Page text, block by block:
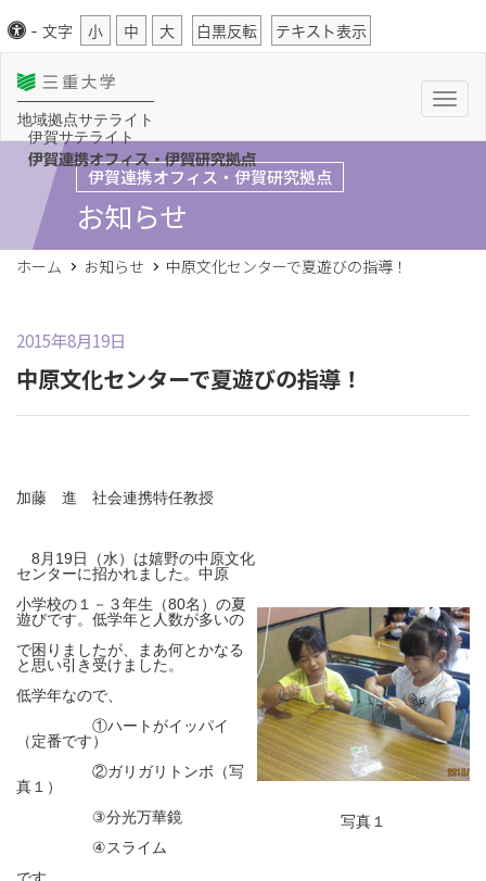
- 文字 小 中 大 白黒反転 テキスト表示
T
o
g
g
地域拠点サテライト
伊賀サテライト
伊賀連携オフィス・伊賀研究拠点
伊賀連携オフィス・伊賀研究拠点
お知らせ
ホーム お知らせ 中原文化センターで夏遊びの指導！
2015年8月19日
中原文化センターで夏遊びの指導！
加藤 進 社会連携特任教授
8月19日（水）は嬉野の中原文化
センターに招かれました。中原
小学校の１－３年生（80名）の夏
遊びです。低学年と人数が多いの
で困りましたが、まあ何とかなる
と思い引き受けました。
低学年なので、
①ハートがイッパイ
（定番です）
②ガリガリトンボ（写
真１）
③分光万華鏡
④スライム
写真１